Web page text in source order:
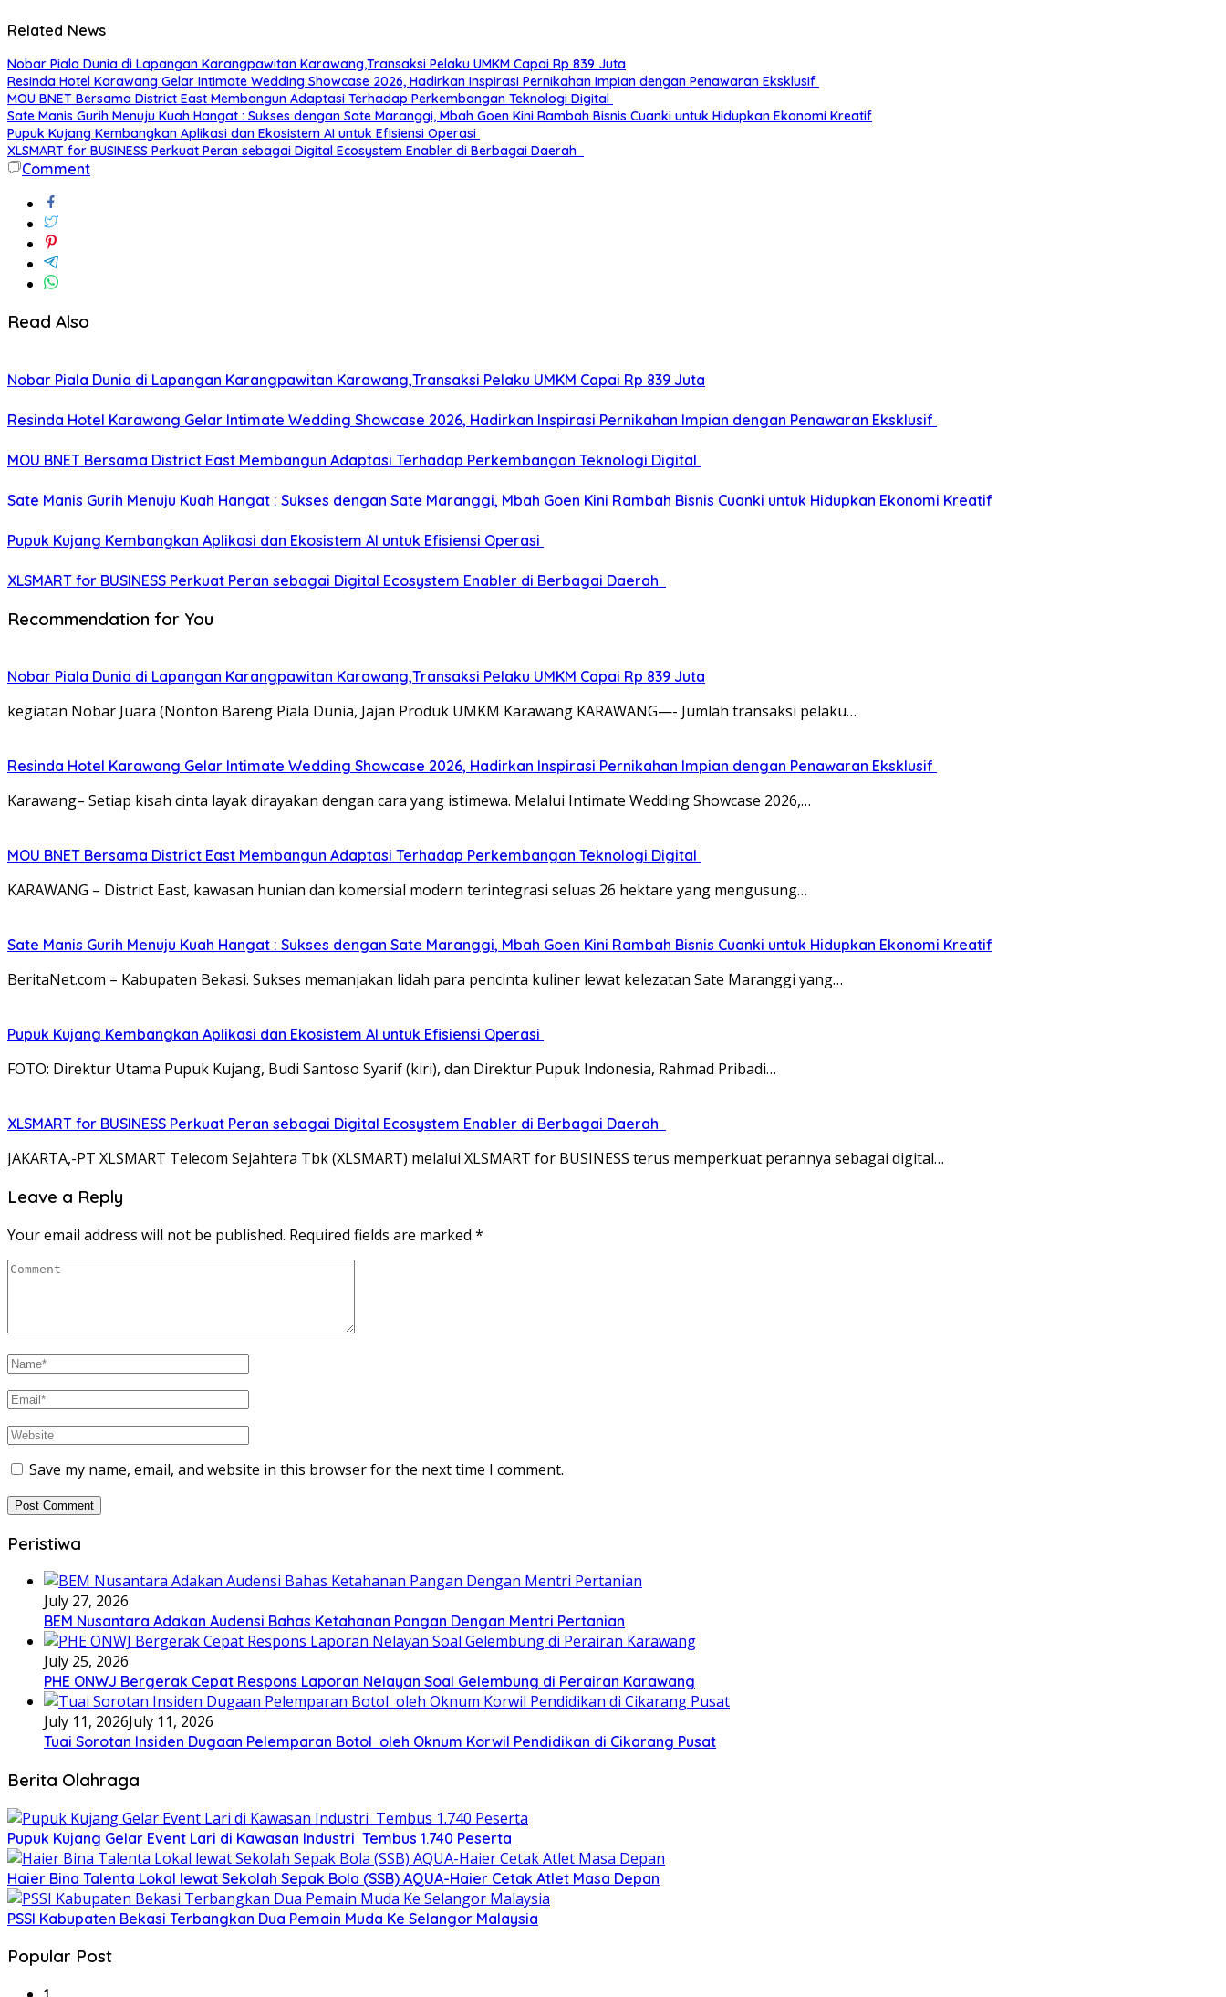
Related News
Nobar Piala Dunia di Lapangan Karangpawitan Karawang,Transaksi Pelaku UMKM Capai Rp 839 Juta
Resinda Hotel Karawang Gelar Intimate Wedding Showcase 2026, Hadirkan Inspirasi Pernikahan Impian dengan Penawaran Eksklusif
MOU BNET Bersama District East Membangun Adaptasi Terhadap Perkembangan Teknologi Digital
Sate Manis Gurih Menuju Kuah Hangat : Sukses dengan Sate Maranggi, Mbah Goen Kini Rambah Bisnis Cuanki untuk Hidupkan Ekonomi Kreatif
Pupuk Kujang Kembangkan Aplikasi dan Ekosistem AI untuk Efisiensi Operasi
XLSMART for BUSINESS Perkuat Peran sebagai Digital Ecosystem Enabler di Berbagai Daerah
Comment
Read Also
Nobar Piala Dunia di Lapangan Karangpawitan Karawang,Transaksi Pelaku UMKM Capai Rp 839 Juta
Resinda Hotel Karawang Gelar Intimate Wedding Showcase 2026, Hadirkan Inspirasi Pernikahan Impian dengan Penawaran Eksklusif
MOU BNET Bersama District East Membangun Adaptasi Terhadap Perkembangan Teknologi Digital
Sate Manis Gurih Menuju Kuah Hangat : Sukses dengan Sate Maranggi, Mbah Goen Kini Rambah Bisnis Cuanki untuk Hidupkan Ekonomi Kreatif
Pupuk Kujang Kembangkan Aplikasi dan Ekosistem AI untuk Efisiensi Operasi
XLSMART for BUSINESS Perkuat Peran sebagai Digital Ecosystem Enabler di Berbagai Daerah
Recommendation for You
Nobar Piala Dunia di Lapangan Karangpawitan Karawang,Transaksi Pelaku UMKM Capai Rp 839 Juta
kegiatan Nobar Juara (Nonton Bareng Piala Dunia, Jajan Produk UMKM Karawang KARAWANG—- Jumlah transaksi pelaku…
Resinda Hotel Karawang Gelar Intimate Wedding Showcase 2026, Hadirkan Inspirasi Pernikahan Impian dengan Penawaran Eksklusif
Karawang– Setiap kisah cinta layak dirayakan dengan cara yang istimewa. Melalui Intimate Wedding Showcase 2026,…
MOU BNET Bersama District East Membangun Adaptasi Terhadap Perkembangan Teknologi Digital
KARAWANG – District East, kawasan hunian dan komersial modern terintegrasi seluas 26 hektare yang mengusung…
Sate Manis Gurih Menuju Kuah Hangat : Sukses dengan Sate Maranggi, Mbah Goen Kini Rambah Bisnis Cuanki untuk Hidupkan Ekonomi Kreatif
BeritaNet.com – Kabupaten Bekasi. Sukses memanjakan lidah para pencinta kuliner lewat kelezatan Sate Maranggi yang…
Pupuk Kujang Kembangkan Aplikasi dan Ekosistem AI untuk Efisiensi Operasi
FOTO: Direktur Utama Pupuk Kujang, Budi Santoso Syarif (kiri), dan Direktur Pupuk Indonesia, Rahmad Pribadi…
XLSMART for BUSINESS Perkuat Peran sebagai Digital Ecosystem Enabler di Berbagai Daerah
JAKARTA,-PT XLSMART Telecom Sejahtera Tbk (XLSMART) melalui XLSMART for BUSINESS terus memperkuat perannya sebagai digital…
Leave a Reply
Your email address will not be published. Required fields are marked *
Save my name, email, and website in this browser for the next time I comment.
Peristiwa
July 27, 2026
BEM Nusantara Adakan Audensi Bahas Ketahanan Pangan Dengan Mentri Pertanian
July 25, 2026
PHE ONWJ Bergerak Cepat Respons Laporan Nelayan Soal Gelembung di Perairan Karawang
July 11, 2026July 11, 2026
Tuai Sorotan Insiden Dugaan Pelemparan Botol oleh Oknum Korwil Pendidikan di Cikarang Pusat
Berita Olahraga
Pupuk Kujang Gelar Event Lari di Kawasan Industri Tembus 1.740 Peserta
Haier Bina Talenta Lokal lewat Sekolah Sepak Bola (SSB) AQUA-Haier Cetak Atlet Masa Depan
PSSI Kabupaten Bekasi Terbangkan Dua Pemain Muda Ke Selangor Malaysia
Popular Post